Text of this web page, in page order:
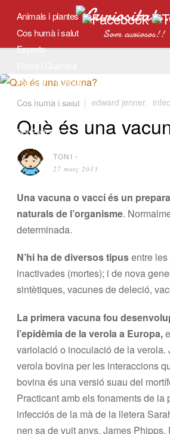
Som curiosos!!
Animals i plantes
Cos humà i salut
Esports
Història
Natura
Univers i Astronomia
SocPetit.cat
Cos humà i salut edward jenner,
Què és una
TONI ⋅
27 març 2013
Una vacuna o vaccí és un
naturals de l’organisme.
determinada.
N’hi ha de diversos tipusentre
inactivades (mortes); i de nova
sintètiques, vacunes de deleció,
La primera vacuna fou
l’epidèmia de la verola a Europa,
variolació o inoculació de la verola.
verola bovina per les interaccions
bovina és una versió suau del
Practicant amb els fonaments de
infecciós de la mà de la lletera
nen sa de vuit anys, James